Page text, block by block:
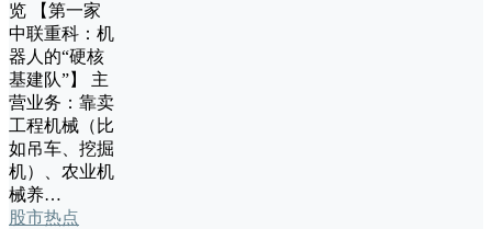
览 【第一家
中联重科：机
器人的“硬核
基建队”】 主
营业务：靠卖
工程机械（比
如吊车、挖掘
机）、农业机
械养…
股市热点